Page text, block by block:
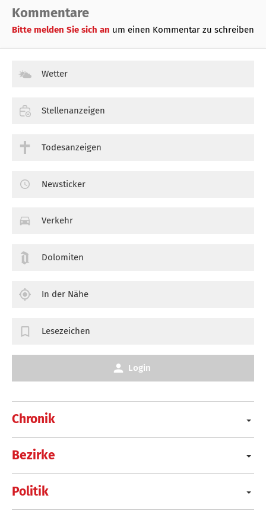
Kommentare
Bitte melden Sie sich an um einen Kommentar zu schreiben
Chronik
Bezirke
Politik
Wetter
Stellenanzeigen
Todesanzeigen
Newsticker
Verkehr
Dolomiten
In der Nähe
Lesezeichen
Login